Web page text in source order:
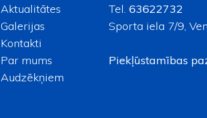
Aktualitātes
Galerijas
Kontakti
Par mums
Audzēkņiem
Tel. 63622732
Sporta iela 7/9,
Piekļūstamības